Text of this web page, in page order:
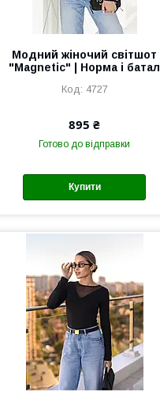
Модний жіночий світшот
"Magnetic" | Норма і батал
4727
895 ₴
Готово до відправки
Купити